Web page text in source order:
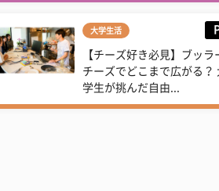
大学生活
【チーズ好き必見】ブッラ
チーズでどこまで広がる？
学生が挑んだ自由...